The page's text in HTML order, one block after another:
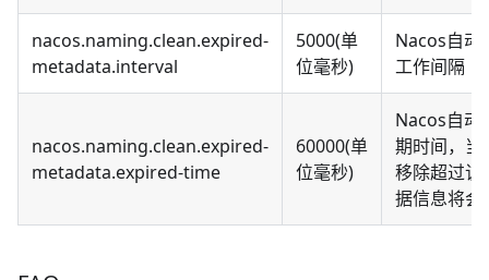
nacos.naming.clean.expired-
metadata.interval
5000(单
位毫秒)
Nacos自动
工作间隔
nacos.naming.clean.expired-
metadata.expired-time
60000(单
位毫秒)
Nacos自动
期时间，当
移除超过该
据信息将会